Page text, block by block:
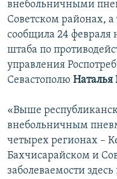
СОВЕТЫ
ПРОПАВШИЕ БЕЗ ВЕСТИ
ПОБЕДИТЕЛЕЙ НЕ СУДЯТ?
КРЫМ.НЕПОКОРЕННЫЙ
УКРАИНСКАЯ ПРОБЛЕМА
Qırımtatar
ПРИСОЕДИНЯЙТЕСЬ!
Все сайты RFE/RL
внебольничными
Советском районах,
сообщила 24 февраля
штаба по
управления
Севастополю Наталья
«Выше
внебольничным
четырех регионах –
Бахчисарайском и
заболеваемости